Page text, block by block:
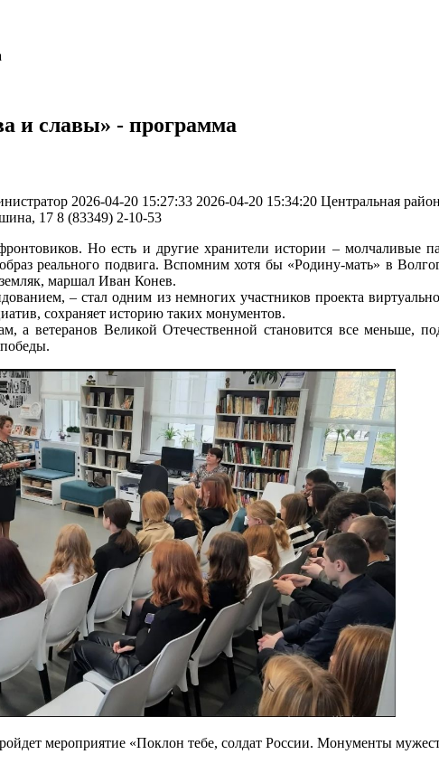
и славы» - программа
2026-04-20 15:27:33 2026-04-20 15:34:20 Центральная
17 8 (83349) 2-10-53
Но есть и другие хранители истории – молчаливые
реального подвига. Вспомним хотя бы «Родину-мать» в
маршал Иван Конев.
– стал одним из немногих участников проекта
сохраняет историю таких монументов.
а ветеранов Великой Отечественной становится все меньше,
мероприятие «Поклон тебе, солдат России. Монументы